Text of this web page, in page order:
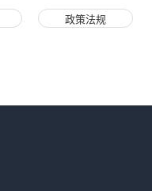
政策法规